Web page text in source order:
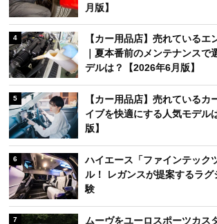
月版】
4
【カー用品店】売れている
｜夏本番前のメンテナンスで
デルは？【2026年6月版】
5
【カー用品店】売れているカ
イブを快適にする人気モデル
版】
6
ハイエース「ファインテック
ル！ レガンスが提案するラ
験
7
ムーヴをユーロスポーツカス